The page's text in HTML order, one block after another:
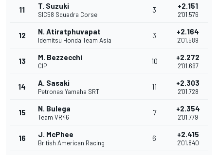
11 T. Suzuki
SIC58 Squadra Corse
3 +2.151
2'01.576
12 N. Atiratphuvapat
Idemitsu Honda Team Asia
3 +2.164
2'01.589
13 M. Bezzecchi
CIP
10 +2.272
2'01.697
14 A. Sasaki
Petronas Yamaha SRT
11 +2.303
2'01.728
15 N. Bulega
Team VR46
7 +2.354
2'01.779
16 J. McPhee
British American Racing
6 +2.415
2'01.840